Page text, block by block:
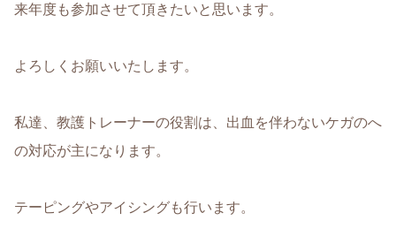
来年度も参加させて頂きたいと思います。
よろしくお願いいたします。
私達、教護トレーナーの役割は、出血を伴わないケガのへ
の対応が主になります。
テーピングやアイシングも行います。